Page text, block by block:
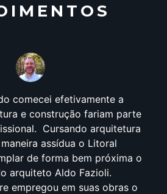
comecei efetivamente a
e construção fariam parte
Cursando arquitetura
assídua o Litoral
de forma bem próxima o
arquiteto Aldo Fazioli.
empregou em suas obras o